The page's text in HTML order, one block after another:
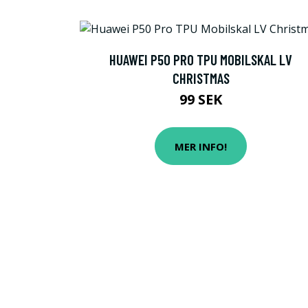
HUAWEI P50 PRO TPU MOBILSKAL LV
CHRISTMAS
99 SEK
MER INFO!